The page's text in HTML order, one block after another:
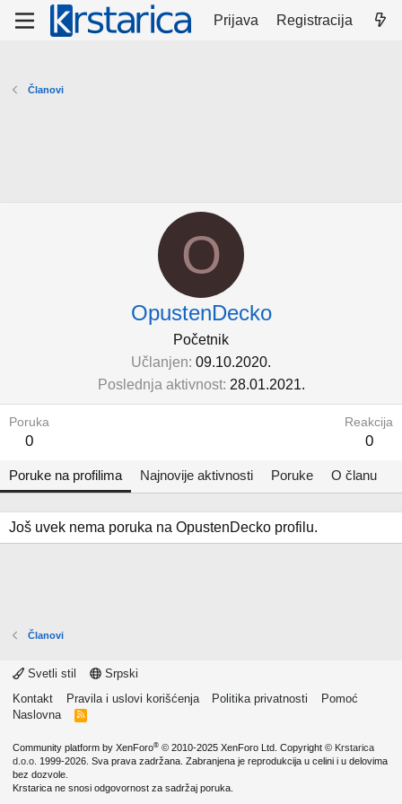
Prijava Registracija
Članovi
O
OpustenDecko
Početnik
Učlanjen 09.10.2020.
Poslednja aktivnost 28.01.2021.
Poruka
0
Reakcija
0
Poruke na profilima Najnovije aktivnosti Poruke O članu
Još uvek nema poruka na OpustenDecko profilu.
Članovi
Svetli stil
Srpski
Kontakt
Pravila i uslovi korišćenja Politika privatnosti
Pomoć
Naslovna
R
Community platform by XenForo® © 2010-2025 XenForo Ltd. Copyright © Krstarica
d.o.o. 1999-2026. Sva prava zadržana. Zabranjena je reprodukcija u celini i u delovima
bez dozvole.
Krstarica ne snosi odgovornost za sadržaj poruka.